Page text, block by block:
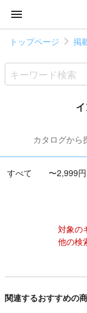
トップページ 掲
カタログから
すべて 〜2,999円
対象の
他の検
関連するおすすめの